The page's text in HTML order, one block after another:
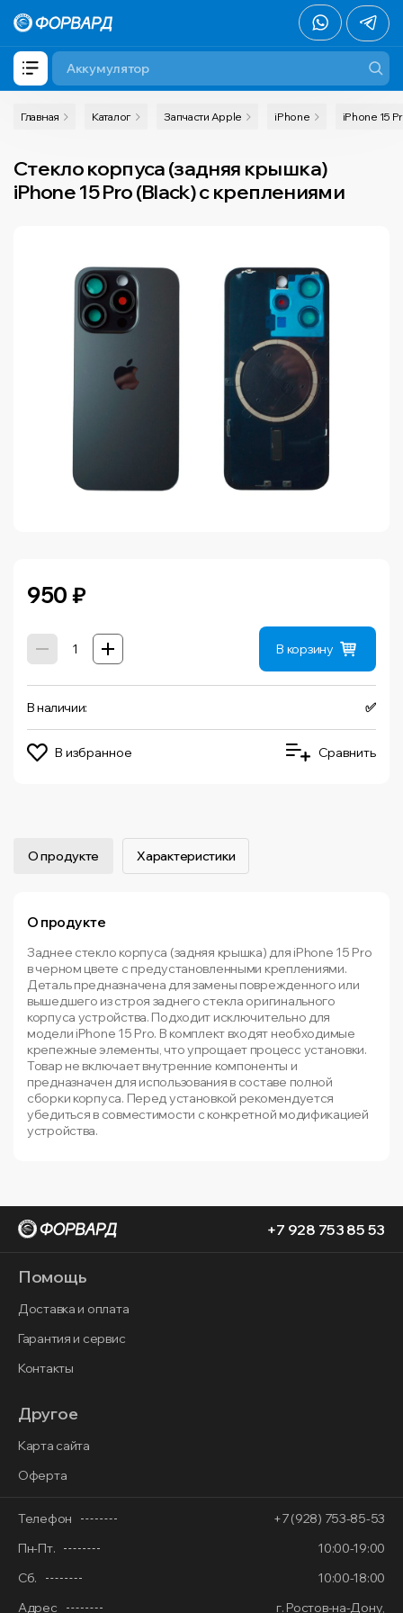
Главная Каталог Запчасти Apple iPhone iPhone 15
Стекло корпуса (задняя крышка)
iPhone 15 Pro (Black) с креплениями
950 ₽
В корзину
В наличии: ✅
В избранное Сравнить
О продукте Характеристики
О продукте
Заднее стекло корпуса (задняя крышка) для iPhone 15 Pro
в черном цвете с предустановленными креплениями.
Деталь предназначена для замены поврежденного или
вышедшего из строя заднего стекла оригинального
корпуса устройства. Подходит исключительно для
модели iPhone 15 Pro. В комплект входят необходимые
крепежные элементы, что упрощает процесс установки.
Товар не включает внутренние компоненты и
предназначен для использования в составе полной
сборки корпуса. Перед установкой рекомендуется
убедиться в совместимости с конкретной модификацией
устройства.
+7 928 753 85 53
Помощь
Доставка и оплата
Гарантия и сервис
Контакты
Другое
Карта сайта
Оферта
Телефон
+7 (928) 753-85-53
Пн-Пт.
10:00-19:00
Сб.
10:00-18:00
Адрес
г. Ростов-на-Дону,